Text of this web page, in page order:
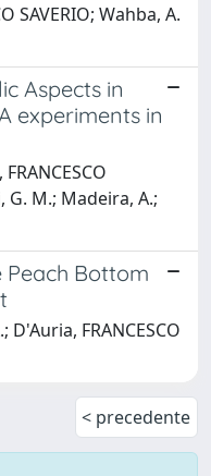
SAVERIO; Wahba, A.
Aspects in
experiments in
G. M.; Madeira, A.;
Peach Bottom
D'Auria, FRANCESCO
< precedente